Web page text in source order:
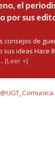
el
por sus
consejos de
sus ideas Hace
[Leer +]